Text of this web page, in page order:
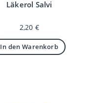
Läkerol Salvi
2,20 €
In den Warenkorb